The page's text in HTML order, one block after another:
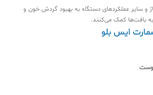
و سایر عملکردهای دستگاه به بهبود گردش خون و
بافت‌ها کمک می‌کنند.
ایس بلو